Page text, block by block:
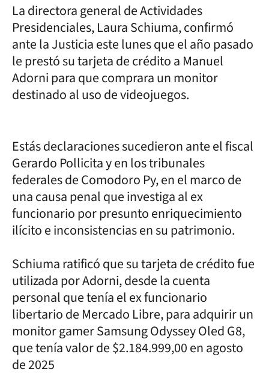
La directora general de Actividades
Presidenciales, Laura Schiuma, confirmó
ante la Justicia este lunes que el año pasado
le prestó su tarjeta de crédito a Manuel
Adorni para que comprara un monitor
destinado al uso de videojuegos.
Estás declaraciones sucedieron ante el fiscal
Gerardo Pollicita y en los tribunales
federales de Comodoro Py, en el marco de
una causa penal que investiga al ex
funcionario por presunto enriquecimiento
ilícito e inconsistencias en su patrimonio.
Schiuma ratificó que su tarjeta de crédito fue
utilizada por Adorni, desde la cuenta
personal que tenía el ex funcionario
libertario de Mercado Libre, para adquirir un
monitor gamer Samsung Odyssey Oled G8,
que tenía valor de $2.184.999,00 en agosto
de 2025